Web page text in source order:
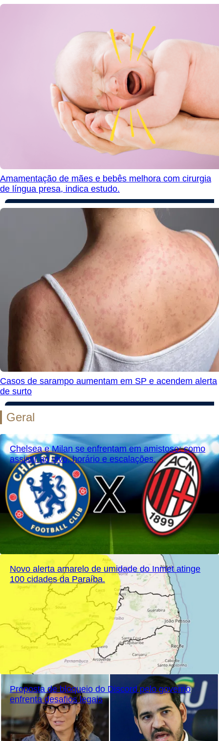
Amamentação de mães e bebês melhora com cirurgia
de língua presa, indica estudo.
Casos de sarampo aumentam em SP e acendem alerta
de surto
Geral
Chelsea e Milan se enfrentam em amistoso: como
assistir ao vivo, horário e escalações.
Novo alerta amarelo de umidade do Inmet atinge
100 cidades da Paraíba.
Proposta de bloqueio do Discord pelo governo
enfrenta desafios legais